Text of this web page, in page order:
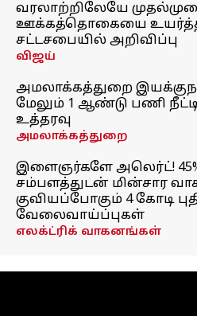
வரலாற்றிலேயே
ஊக்கத்தொகையை
சட்டசபையில் அறிவிப்பு
விஜய்
அமலாக்கத்துறை
மேலும் 1 ஆண்டு பணி
உத்தரவு
அமலாக்கத்துறை
இளைஞர்களே அலெர்ட்!
சம்பளத்துடன் மின்சார
குவியப்போகும் 4 கோடி
வேலைவாய்ப்புகள்
எலக்ட்ரிக் வாகனங்கள்